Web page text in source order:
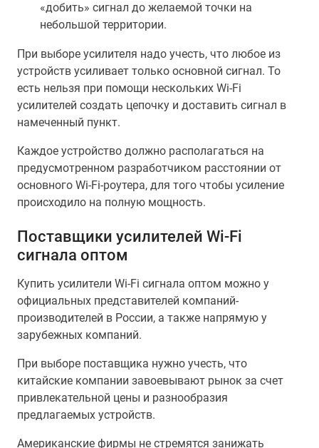
«добить» сигнал до желаемой точки на
небольшой территории.
При выборе усилителя надо учесть, что любое из
устройств усиливает только основной сигнал. То
есть нельзя при помощи нескольких Wi-Fi
усилителей создать цепочку и доставить сигнал в
намеченный пункт.
Каждое устройство должно располагаться на
предусмотренном разработчиком расстоянии от
основного Wi-Fi-роутера, для того чтобы усиление
происходило на полную мощность.
Поставщики усилителей Wi-Fi
сигнала оптом
Купить усилители Wi-Fi сигнала оптом можно у
официальных представителей компаний-
производителей в России, а также напрямую у
зарубежных компаний.
При выборе поставщика нужно учесть, что
китайские компании завоевывают рынок за счет
привлекательной цены и разнообразия
предлагаемых устройств.
Американские фирмы не стремятся занижать